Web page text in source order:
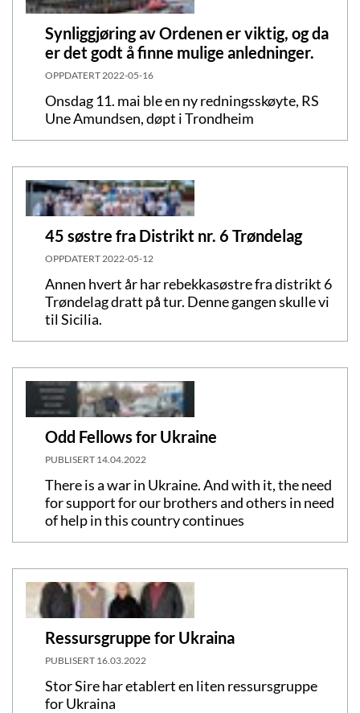
Synliggjøring av Ordenen er viktig, og da
er det godt å finne mulige anledninger.
OPPDATERT 2022-05-16
Onsdag 11. mai ble en ny redningsskøyte, RS
Une Amundsen, døpt i Trondheim
45 søstre fra Distrikt nr. 6 Trøndelag
OPPDATERT 2022-05-12
Annen hvert år har rebekkasøstre fra distrikt 6
Trøndelag dratt på tur. Denne gangen skulle vi
til Sicilia.
Odd Fellows for Ukraine
PUBLISERT 14.04.2022
There is a war in Ukraine. And with it, the need
for support for our brothers and others in need
of help in this country continues
Ressursgruppe for Ukraina
PUBLISERT 16.03.2022
Stor Sire har etablert en liten ressursgruppe
for Ukraina